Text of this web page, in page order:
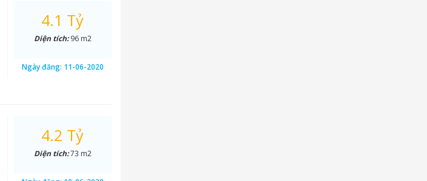
4.1 Tỷ
Diện tích:96 m2
Ngày đăng: 11-06-2020
4.2 Tỷ
Diện tích:73 m2